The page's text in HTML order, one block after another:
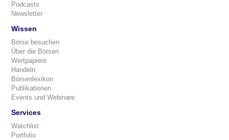
Podcasts
Newsletter
Wissen
Börse besuchen
Über die Börsen
Wertpapiere
Handeln
Börsenlexikon
Publikationen
Events und Webinare
Services
Watchlist
Portfolio